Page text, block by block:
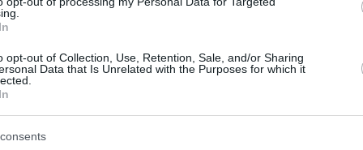
opt-out of Collection, Use, Retention, Sale, and/or Sharing
Data that Is Unrelated with the Purposes for which it
ή καθοδηγούμενων πυρομαχικών
στις 16 Ιουνίου στις 9:22 π.μ. (GMT)
της βάσης, που βρίσκεται στο Αρχιπέλαγος
με τα στοιχεία της Planet Labs, τα
εμβέλειας φαίνεται να έχουν αφιχθεί
ήδη από τα μέσα Μαΐου.